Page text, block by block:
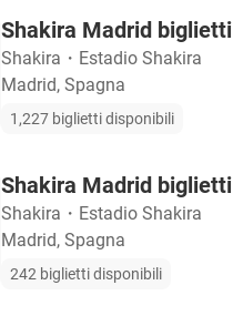
Shakira Madrid biglietti
Shakira ・ Estadio Shakira
Madrid, Spagna
1,227 biglietti disponibili
Shakira Madrid biglietti
Shakira ・ Estadio Shakira
Madrid, Spagna
242 biglietti disponibili